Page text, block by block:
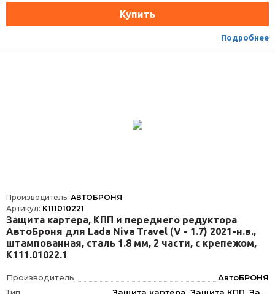
Объём двигателя
V - 1.4 (100 л.с.); 1.6 (130 л.с.)
Крепеж в комплекте
Подробнее
Производитель: АВТОБРОНЯ
Артикул: K111010221
Защита картера, КПП и переднего редуктора
АвтоБроня для Lada Niva Travel (V - 1.7) 2021-н.в.,
штампованная, сталь 1.8 мм, 2 части, с крепежом,
K111.01022.1
Производитель
АвтоБРОНЯ